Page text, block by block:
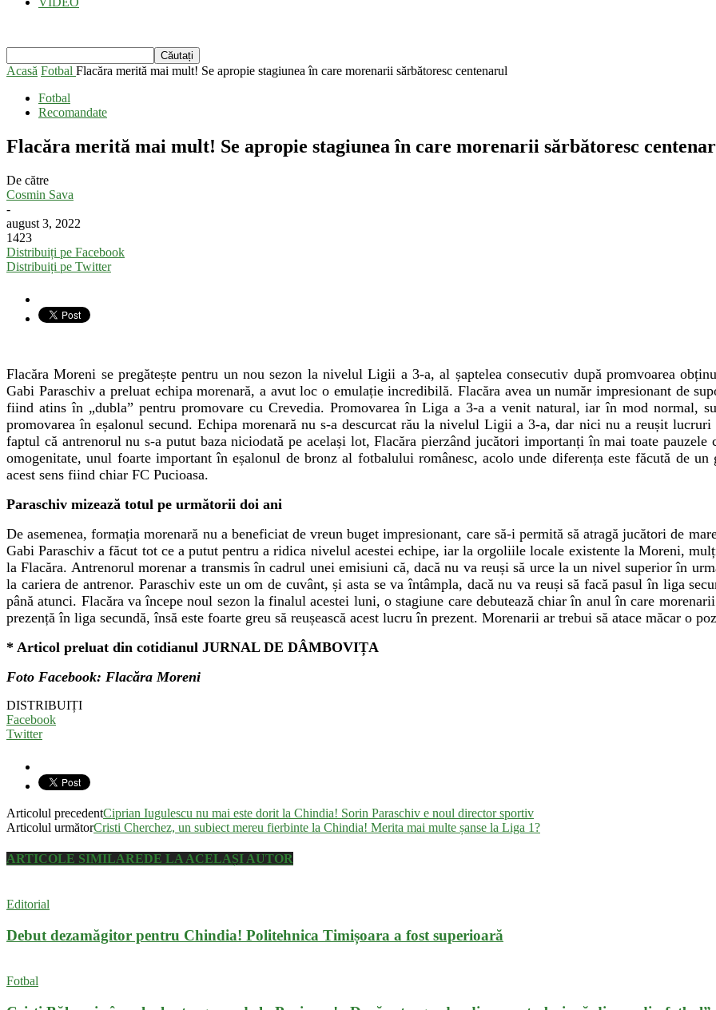
Acasă Fotbal Flacăra merită mai mult! Se apropie stagiunea în care morenarii sărbătoresc centenarul
Fotbal
Recomandate
Flacăra merită mai mult! Se apropie stagiunea în care morenarii sărbătoresc
De către
Cosmin Sava
-
august 3, 2022
1423
Distribuiți pe Facebook
Distribuiți pe Twitter
Flacăra Moreni se pregătește pentru un nou sezon la nivelul Ligii a 3-a, al șaptelea consecutiv după promvoarea
Gabi Paraschiv a preluat echipa morenară, a avut loc o emulație incredibilă. Flacăra avea un număr impresionant de
fiind atins în „dubla” pentru promovare cu Crevedia. Promovarea în Liga a 3-a a venit natural, iar în mod normal,
promovarea în eșalonul secund. Echipa morenară nu s-a descurcat rău la nivelul Ligii a 3-a, dar nici nu a reușit
faptul că antrenorul nu s-a putut baza niciodată pe același lot, Flacăra pierzând jucători importanți în mai toate
omogenitate, unul foarte important în eșalonul de bronz al fotbalului românesc, acolo unde diferența este făcută de
acest sens fiind chiar FC Pucioasa.
Paraschiv mizează totul pe următorii doi ani
De asemenea, formația morenară nu a beneficiat de vreun buget impresionant, care să-i permită să atragă jucători de
Gabi Paraschiv a făcut tot ce a putut pentru a ridica nivelul acestei echipe, iar la orgoliile locale existente la Moreni,
la Flacăra. Antrenorul morenar a transmis în cadrul unei emisiuni că, dacă nu va reuși să urce la un nivel superior în
la cariera de antrenor. Paraschiv este un om de cuvânt, și asta se va întâmpla, dacă nu va reuși să facă pasul în liga
până atunci. Flacăra va începe noul sezon la finalul acestei luni, o stagiune care debutează chiar în anul în care
prezență în liga secundă, însă este foarte greu să reușească acest lucru în prezent. Morenarii ar trebui să atace măcar o
* Articol preluat din cotidianul JURNAL DE DÂMBOVIȚA
Foto Facebook: Flacăra Moreni
DISTRIBUIȚI
Facebook
Twitter
Articolul precedentCiprian Iugulescu nu mai este dorit la Chindia! Sorin Paraschiv e noul director sportiv
Articolul următorCristi Cherchez, un subiect mereu fierbinte la Chindia! Merita mai multe șanse la Liga 1?
ARTICOLE SIMILAREDE LA ACELAȘI AUTOR
Editorial
Debut dezamăgitor pentru Chindia! Politehnica Timișoara a fost superioară
Fotbal